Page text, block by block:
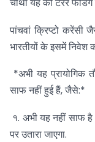
चौथा यह की टेरर फंडिंग
पांचवां क्रिप्टो
भारतीयों के इसमें निवेश
*अभी यह प्रायोगिक
साफ नहीं हुई हैं, जैसे:*
१. अभी यह नहीं साफ
पर उतारा जाएगा.